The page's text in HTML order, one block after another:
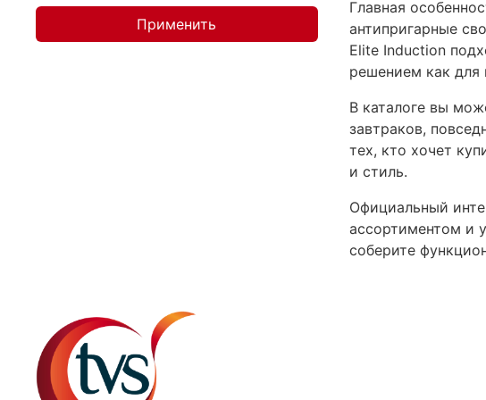
Главная
антипригарные
Elite Induction
решением как для
В каталоге вы
завтраков,
тех, кто хочет
и стиль.
Официальный
ассортиментом и
соберите
Применить